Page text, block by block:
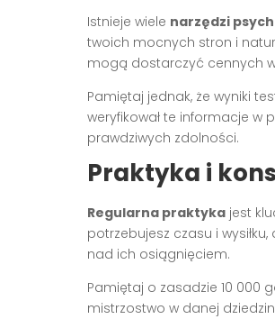
Istnieje wiele narzędzi
twoich mocnych stron i
mogą dostarczyć cennych
Pamiętaj jednak, że wyniki
weryfikował te informacje w
prawdziwych zdolności.
Praktyka i
Regularna praktyka jest
potrzebujesz czasu i
nad ich osiągnięciem.
Pamiętaj o zasadzie 10 000
mistrzostwo w danej